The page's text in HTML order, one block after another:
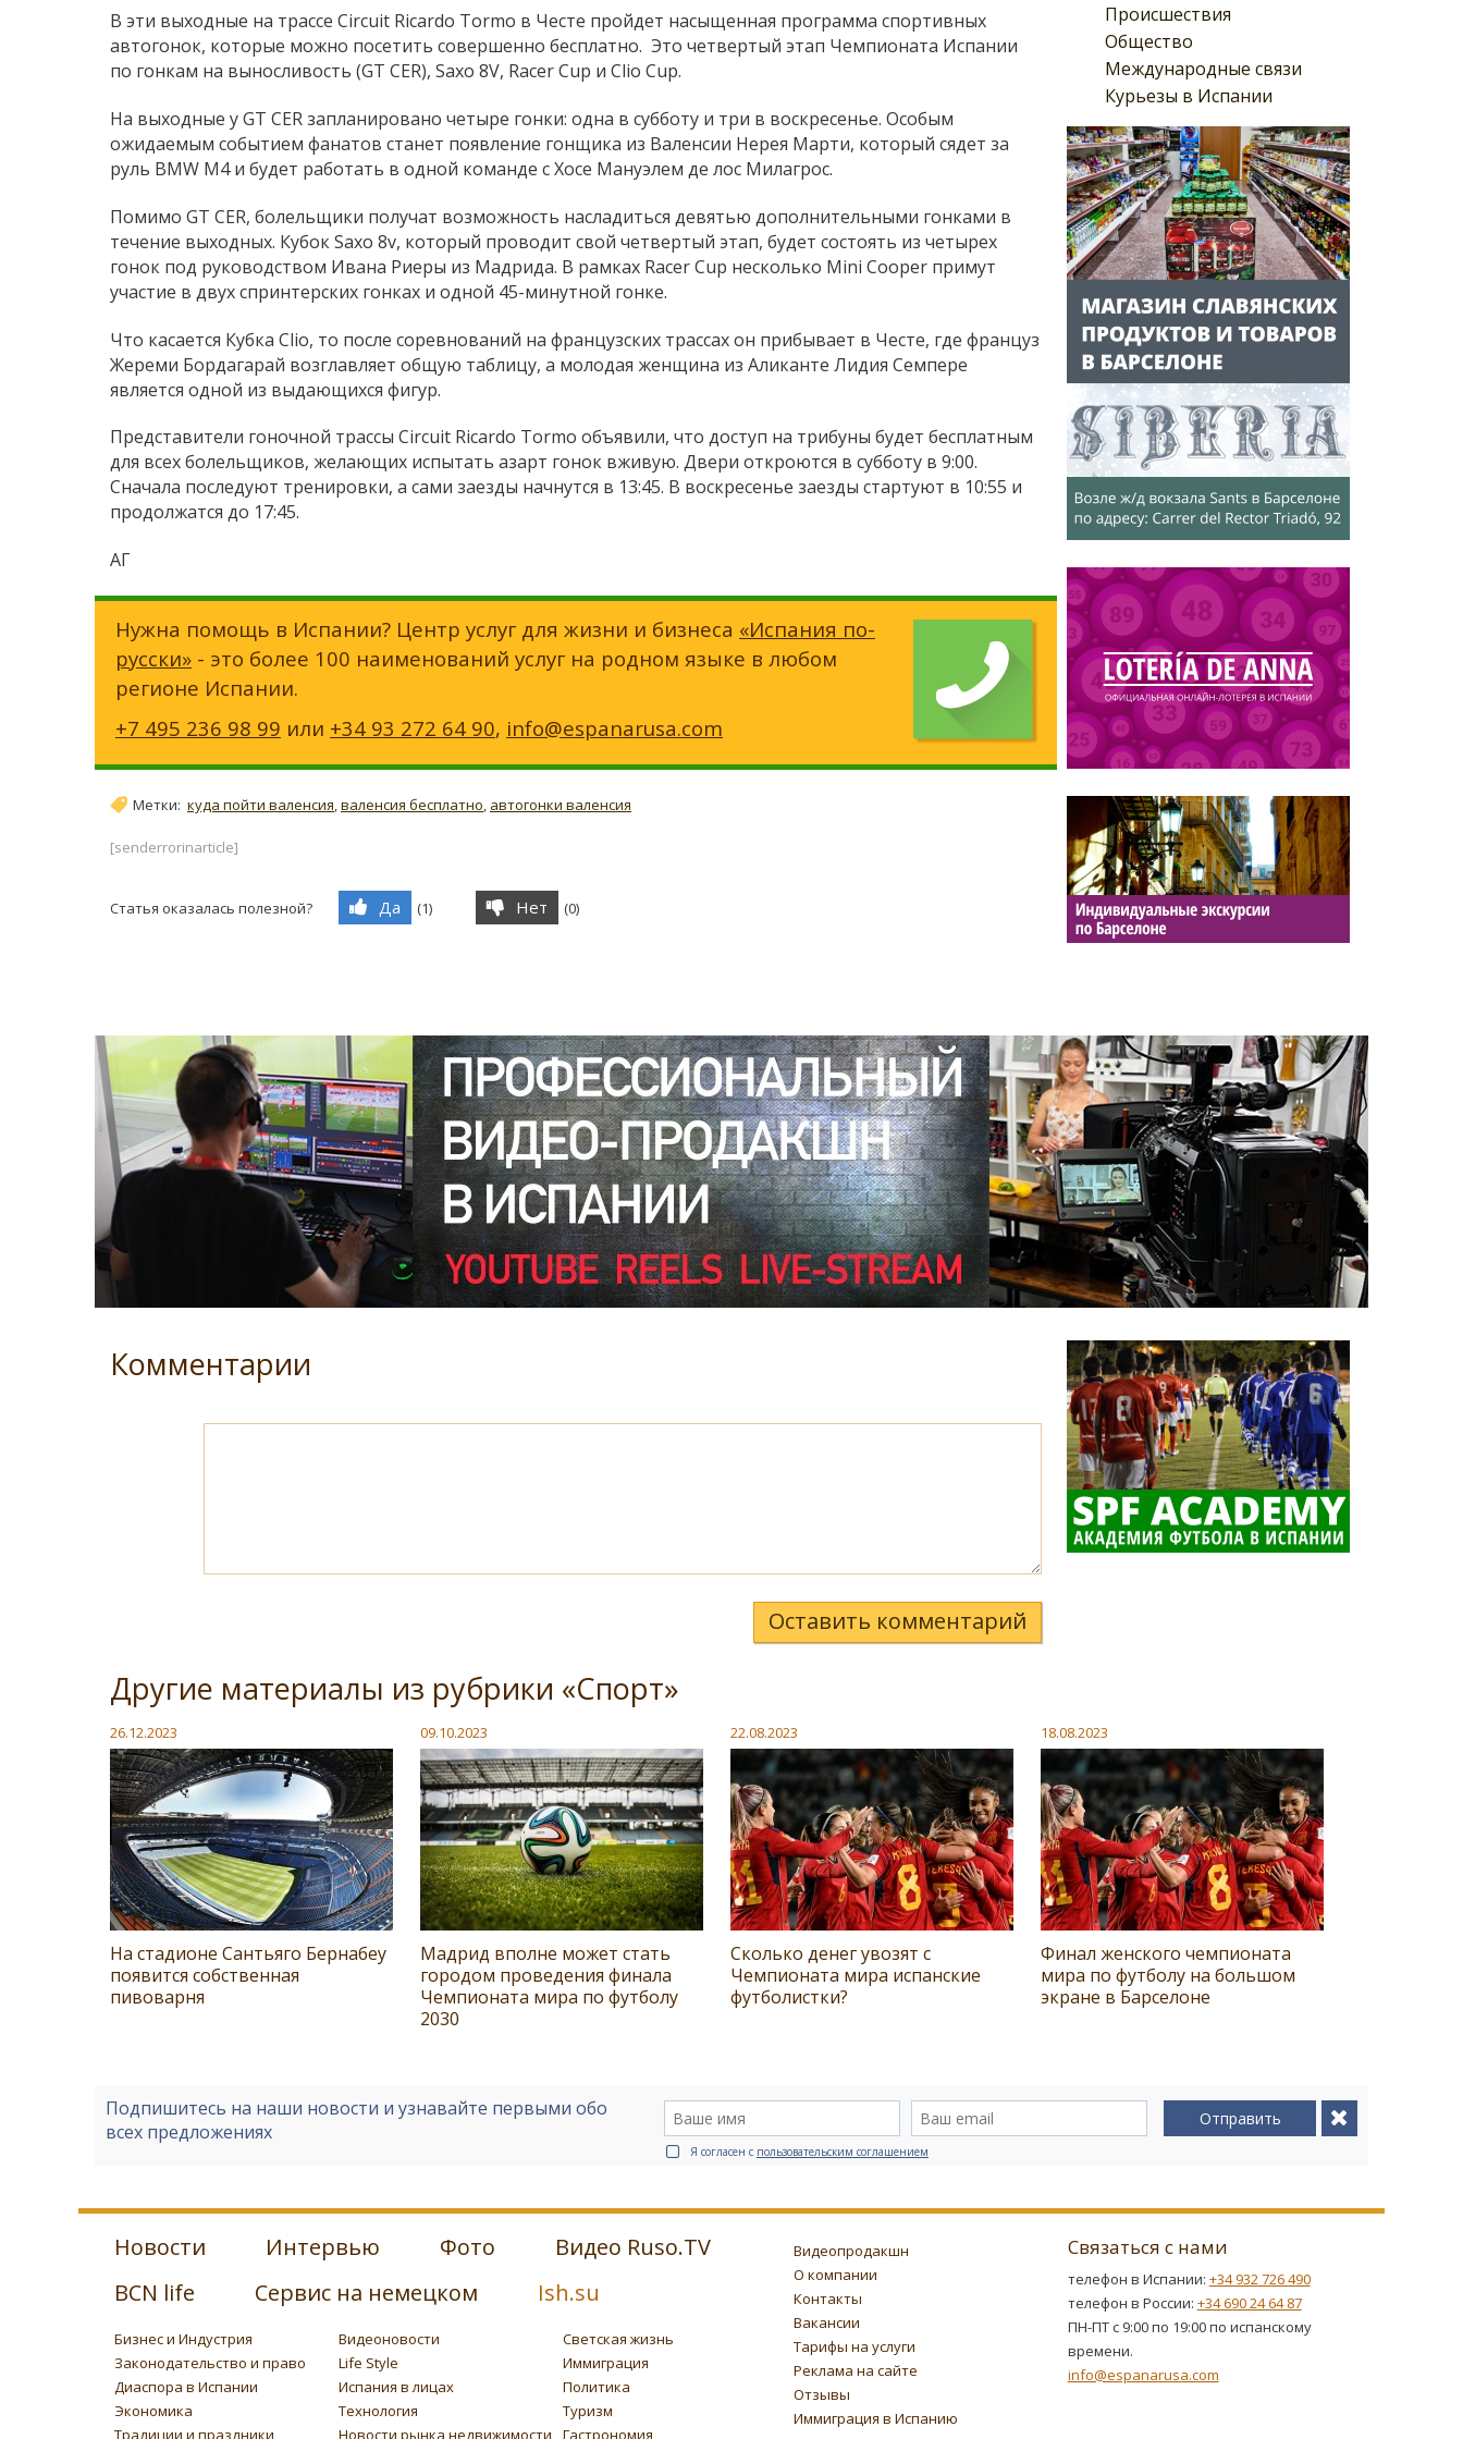
Происшествия
Общество
Международные связи
Курьезы в Испании
В эти выходные на трассе Circuit Ricardo Tormo в Честе пройдет насыщенная программа спортивных
автогонок, которые можно посетить совершенно бесплатно. Это четвертый этап Чемпионата Испании
по гонкам на выносливость (GT CER), Saxo 8V, Racer Cup и Clio Cup.
На выходные у GT CER запланировано четыре гонки: одна в субботу и три в воскресенье. Особым
ожидаемым событием фанатов станет появление гонщика из Валенсии Нерея Марти, который сядет за
руль BMW M4 и будет работать в одной команде с Хосе Мануэлем де лос Милагрос.
Помимо GT CER, болельщики получат возможность насладиться девятью дополнительными гонками в
течение выходных. Кубок Saxo 8v, который проводит свой четвертый этап, будет состоять из четырех
гонок под руководством Ивана Риеры из Мадрида. В рамках Racer Cup несколько Mini Cooper примут
участие в двух спринтерских гонках и одной 45-минутной гонке.
Что касается Кубка Clio, то после соревнований на французских трассах он прибывает в Честе, где француз
Жереми Бордагарай возглавляет общую таблицу, а молодая женщина из Аликанте Лидия Семпере
является одной из выдающихся фигур.
Представители гоночной трассы Circuit Ricardo Tormo объявили, что доступ на трибуны будет бесплатным
для всех болельщиков, желающих испытать азарт гонок вживую. Двери откроются в субботу в 9:00.
Сначала последуют тренировки, а сами заезды начнутся в 13:45. В воскресенье заезды стартуют в 10:55 и
продолжатся до 17:45.
АГ
Нужна помощь в Испании? Центр услуг для жизни и бизнеса «Испания по-
русски» - это более 100 наименований услуг на родном языке в любом
регионе Испании.
+7 495 236 98 99 или +34 93 272 64 90, info@espanarusa.com
Метки: куда пойти валенсия,валенсия бесплатно, автогонки валенсия
[senderrorinarticle]
Статья оказалась полезной? Да (1) Нет (0)
Комментарии
Оставить комментарий
Другие материалы из рубрики «Спорт»
26.12.2023
На стадионе Сантьяго Бернабеу
появится собственная
пивоварня
09.10.2023
Мадрид вполне может стать
городом проведения финала
Чемпионата мира по футболу
2030
22.08.2023
Сколько денег увозят с
Чемпионата мира испанские
футболистки?
18.08.2023
Финал женского чемпионата
мира по футболу на большом
экране в Барселоне
Подпишитесь на наши новости и узнавайте первыми обо
всех предложениях
Отправить
Я согласен с пользовательским соглашением
Новости Интервью Фото
Видео Ruso.TV
BCN life
Сервис на немецком Ish.su
Бизнес и Индустрия Видеоновости
Светская жизнь
Законодательство и право
Life Style
Иммиграция
Диаспора в Испании
Испания в лицах
Политика
Экономика
Технология
Туризм
Традиции и праздники
Новости рынка недвижимости Гастрономия
Видеопродакшн
О компании
Контакты
Вакансии
Тарифы на услуги
Реклама на сайте
Отзывы
Иммиграция в Испанию
Связаться с нами
телефон в Испании: +34 932 726 490
телефон в России: +34 690 24 64 87
ПН-ПТ с 9:00 по 19:00 по испанскому
времени.
info@espanarusa.com